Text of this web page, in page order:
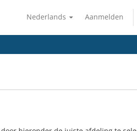
Nederlands Aanmelden